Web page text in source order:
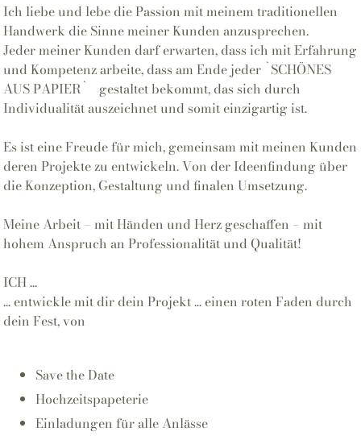
Ich liebe und lebe die Passion mit meinem traditionellen
Handwerk die Sinne meiner Kunden anzusprechen.
Jeder meiner Kunden darf erwarten, dass ich mit Erfahrung
und Kompetenz arbeite, dass am Ende jeder `SCHÖNES
AUS PAPIER` gestaltet bekommt, das sich durch
Individualität auszeichnet und somit einzigartig ist.
Es ist eine Freude für mich, gemeinsam mit meinen Kunden
deren Projekte zu entwickeln. Von der Ideenfindung über
die Konzeption, Gestaltung und finalen Umsetzung.
Meine Arbeit – mit Händen und Herz geschaffen – mit
hohem Anspruch an Professionalität und Qualität!
ICH ...
... entwickle mit dir dein Projekt ... einen roten Faden durch
dein Fest, von
Save the Date
Hochzeitspapeterie
Einladungen für alle Anlässe